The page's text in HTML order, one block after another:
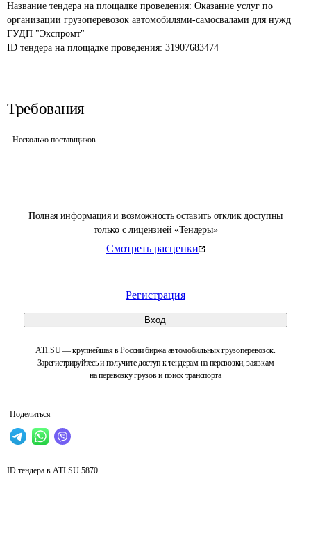
Полная информация и возможность оставить отклик доступны
только с лицензией «Тендеры»
Смотреть расценки
Регистрация
Вход
ATI.SU — крупнейшая в России биржа автомобильных грузоперевозок.
Зарегистрируйтесь и получите доступ к тендерам на перевозки, заявкам
на перевозку грузов и поиск транспорта
Поделиться
Название тендера на площадке проведения: Оказание услуг по
организации грузоперевозок автомобилями-самосвалами для нужд
ГУДП "Экспромт"
ID тендера на площадке проведения: 31907683474
Требования
Несколько поставщиков
ID тендера в ATI.SU 5870